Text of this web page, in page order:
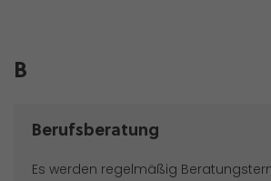
B
Berufsberatung
Es werden regelmäßig